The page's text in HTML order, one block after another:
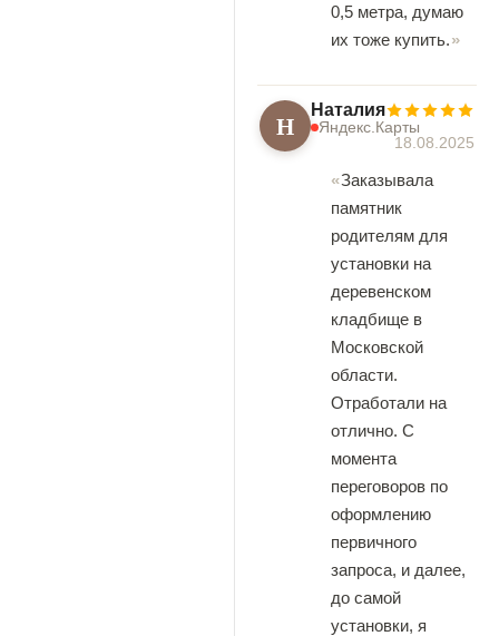
0,5 метра, думаю
их тоже купить.
Н Наталия
Яндекс.Карты
18.08.2025
Заказывала
памятник
родителям для
установки на
деревенском
кладбище в
Московской
области.
Отработали на
отлично. С
момента
переговоров по
оформлению
первичного
запроса, и далее,
до самой
установки, я